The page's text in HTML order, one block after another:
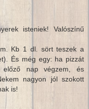
isteniek! Valószínű
Kb 1 dl. sört teszek a
És még egy: ha pizzát
előző nap végzem, és
nagyon jól szokott
is!